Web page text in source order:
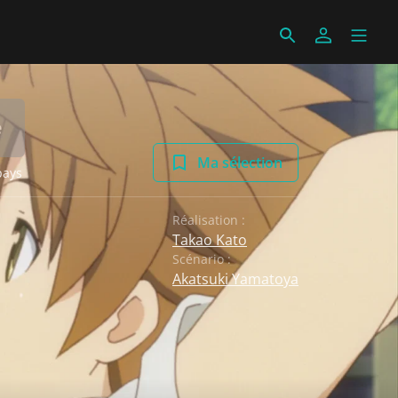
Ma sélection
Réalisation :
Takao Kato
Scénario :
Akatsuki Yamatoya